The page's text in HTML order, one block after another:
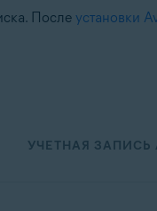
После установки
УЧЕТНАЯ ЗАПИСЬ